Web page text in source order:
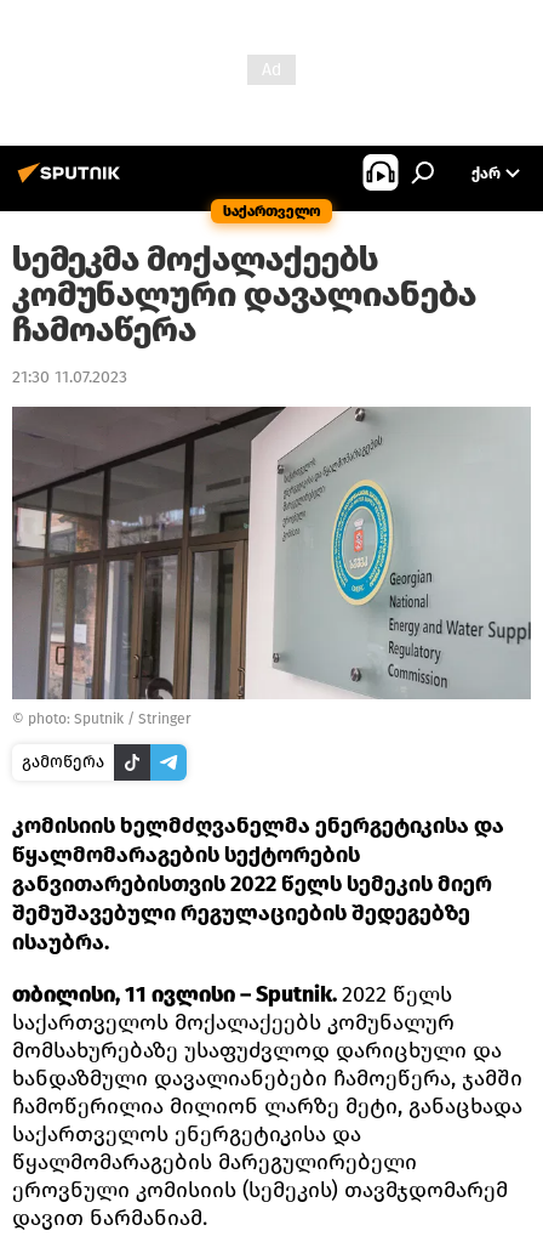
საქართველო
ᲥᲐᲠ
სემეკმა მოქალაქეებს
კომუნალური დავალიანება
ჩამოაწერა
21:30 11.07.2023
© photo: Sputnik / Stringer
გამოწერა
კომისიის ხელმძღვანელმა ენერგეტიკისა და
წყალმომარაგების სექტორების
განვითარებისთვის 2022 წელს სემეკის მიერ
შემუშავებული რეგულაციების შედეგებზე
ისაუბრა.
თბილისი, 11 ივლისი – Sputnik.2022 წელს
საქართველოს მოქალაქეებს კომუნალურ
მომსახურებაზე უსაფუძვლოდ დარიცხული და
ხანდაზმული დავალიანებები ჩამოეწერა, ჯამში
ჩამოწერილია მილიონ ლარზე მეტი, განაცხადა
საქართველოს ენერგეტიკისა და
წყალმომარაგების მარეგულირებელი
ეროვნული კომისიის (სემეკის) თავმჯდომარემ
დავით ნარმანიამ.